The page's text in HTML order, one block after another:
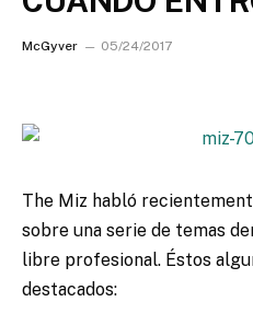
McGyver 05/24/2017
The Miz habló
sobre una serie de temas
libre profesional. Éstos
destacados: